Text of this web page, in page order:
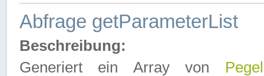
Abfrage getParameterList
Beschreibung:
Generiert ein Array von